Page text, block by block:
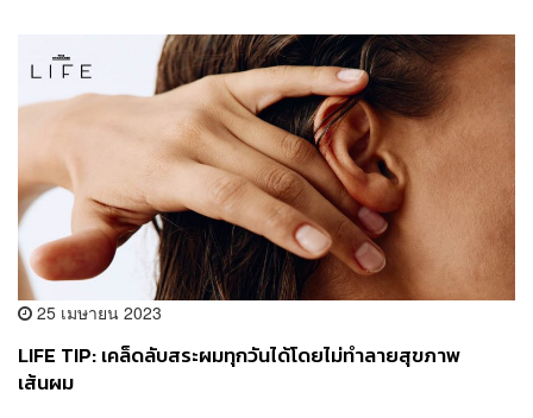
25 เมษายน 2023
LIFE TIP: เคล็ดลับสระผมทุกวันได้โดยไม่ทำลายสุขภาพ
เส้นผม